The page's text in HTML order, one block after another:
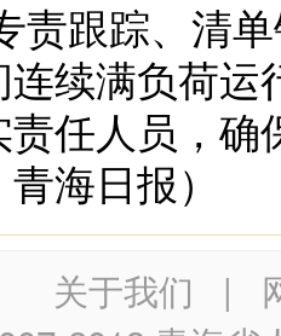
责跟踪、清
续满负荷
任人员，
海日报）
关于我们 |